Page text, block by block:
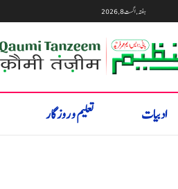
ہفتہ, اگست 8, 2026
ادبیات تعلیم و روزگار